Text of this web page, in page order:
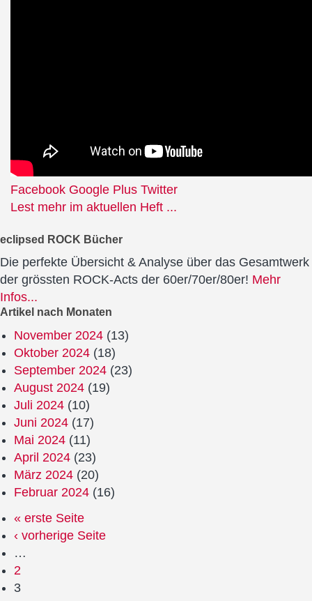
Facebook Google Plus Twitter
Lest mehr im aktuellen Heft ...
eclipsed ROCK Bücher
Die perfekte Übersicht & Analyse über das Gesamtwerk
der grössten ROCK-Acts der 60er/70er/80er! Mehr
Infos...
Artikel nach Monaten
November 2024 (13)
Oktober 2024 (18)
September 2024 (23)
August 2024 (19)
Juli 2024 (10)
Juni 2024 (17)
Mai 2024 (11)
April 2024 (23)
März 2024 (20)
Februar 2024 (16)
« erste Seite
‹ vorherige Seite
…
2
3